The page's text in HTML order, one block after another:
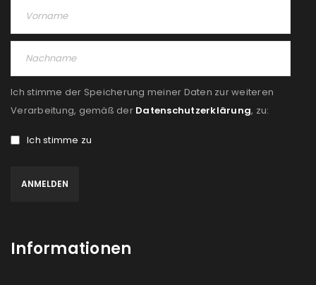
Passwort
Angemeldet bleiben
ANMELDEN
E-Mail-Adresse*
Ich stimme der Speicherung meiner Daten zur weiteren
Verarbeitung, gemäß der Datenschutzerklärung, zu:
Ich stimme zu
Informationen